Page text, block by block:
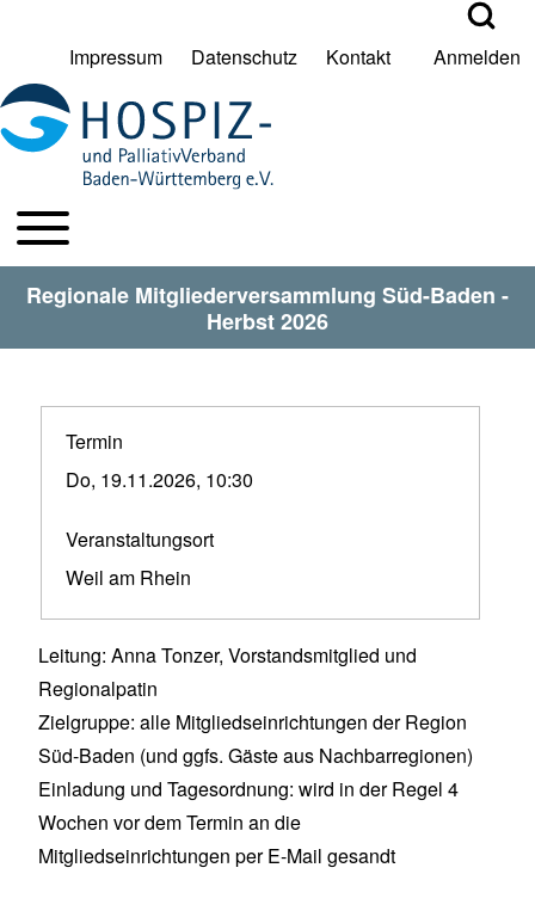
Suche Schließen
Suche
User account menu
Impressum Datenschutz Kontakt Anmelden
HPV BW Hauptmenu
Toggle main menu
Regionale Mitgliederversammlung Süd-Baden -
Herbst 2026
Termin
Do, 19.11.2026, 10:30
Veranstaltungsort
Weil am Rhein
Leitung: Anna Tonzer, Vorstandsmitglied und
Regionalpatin
Zielgruppe: alle Mitgliedseinrichtungen der Region
Süd-Baden (und ggfs. Gäste aus Nachbarregionen)
Einladung und Tagesordnung: wird in der Regel 4
Wochen vor dem Termin an die
Mitgliedseinrichtungen per E-Mail gesandt